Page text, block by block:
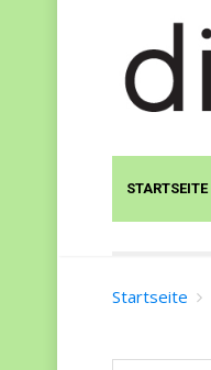
STARTSEITE
Startseite